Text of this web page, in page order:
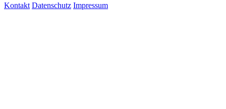
Kontakt Datenschutz Impressum